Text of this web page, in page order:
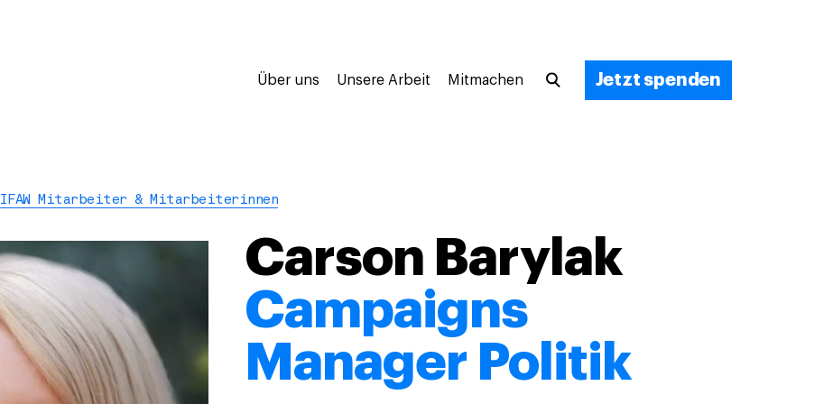
Über uns Unsere Arbeit Mitmachen Jetzt spenden
IFAW Mitarbeiter & Mitarbeiterinnen
Carson Barylak
Campaigns
Manager Politik